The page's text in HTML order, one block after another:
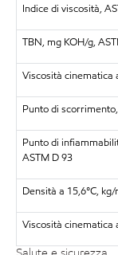
Indice di viscosità,
TBN, mg KOH/g,
Viscosità cinematica
Punto di
Punto di
ASTM D 93
Densità a 15,6°C,
Viscosità cinematica